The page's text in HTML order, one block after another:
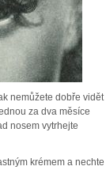
nemůžete dobře vidět
za dva měsíce
nosem vytrhejte
krémem a nechte